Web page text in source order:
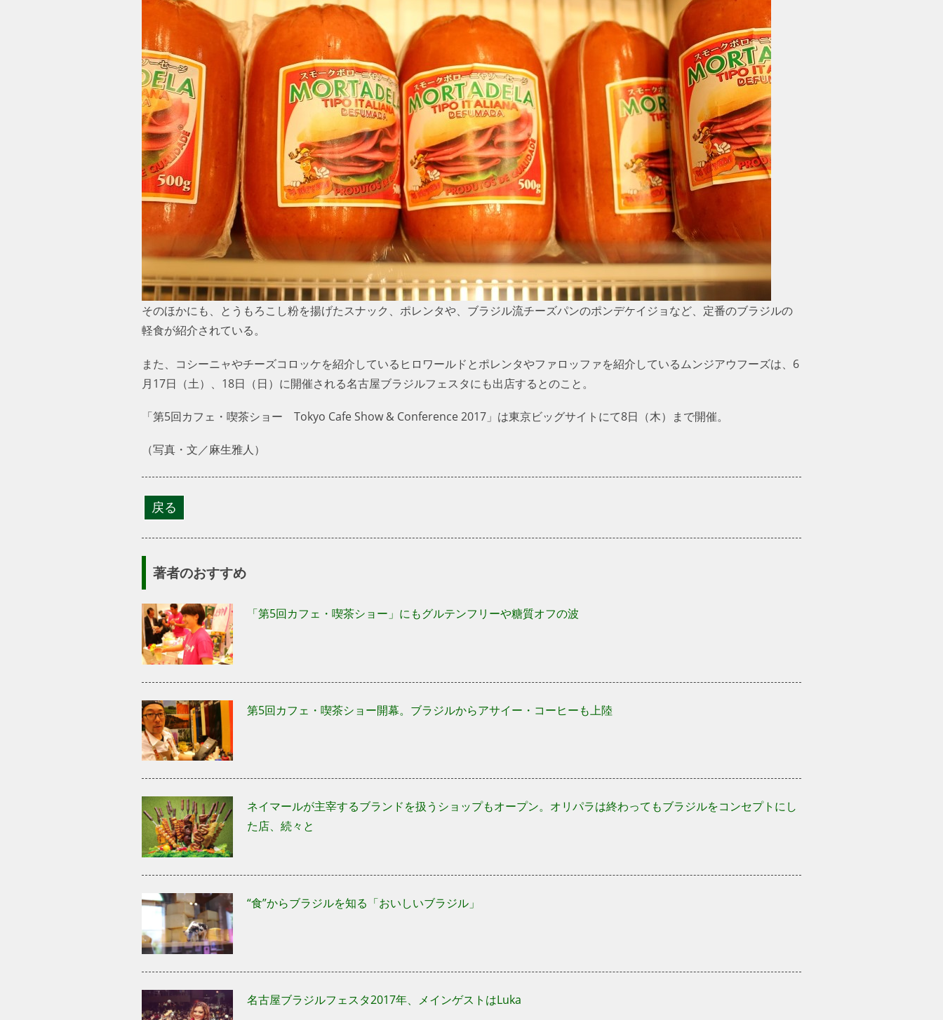
そのほかにも、とうもろこし粉を揚げたスナック、ポレンタや、ブラジル流チーズパンのポンデケイジョなど、定番のブラジルの
軽食が紹介されている。
また、コシーニャやチーズコロッケを紹介しているヒロワールドとポレンタやファロッファを紹介しているムンジアウフーズは、6
月17日（土）、18日（日）に開催される名古屋ブラジルフェスタにも出店するとのこと。
「第5回カフェ・喫茶ショー Tokyo Cafe Show & Conference 2017」は東京ビッグサイトにて8日（木）まで開催。
（写真・文／麻生雅人）
著者のおすすめ
「第5回カフェ・喫茶ショー」にもグルテンフリーや糖質オフの波
第5回カフェ・喫茶ショー開幕。ブラジルからアサイー・コーヒーも上陸
ネイマールが主宰するブランドを扱うショップもオープン。オリパラは終わってもブラジルをコンセプトにし
た店、続々と
“食”からブラジルを知る「おいしいブラジル」
名古屋ブラジルフェスタ2017年、メインゲストはLuka